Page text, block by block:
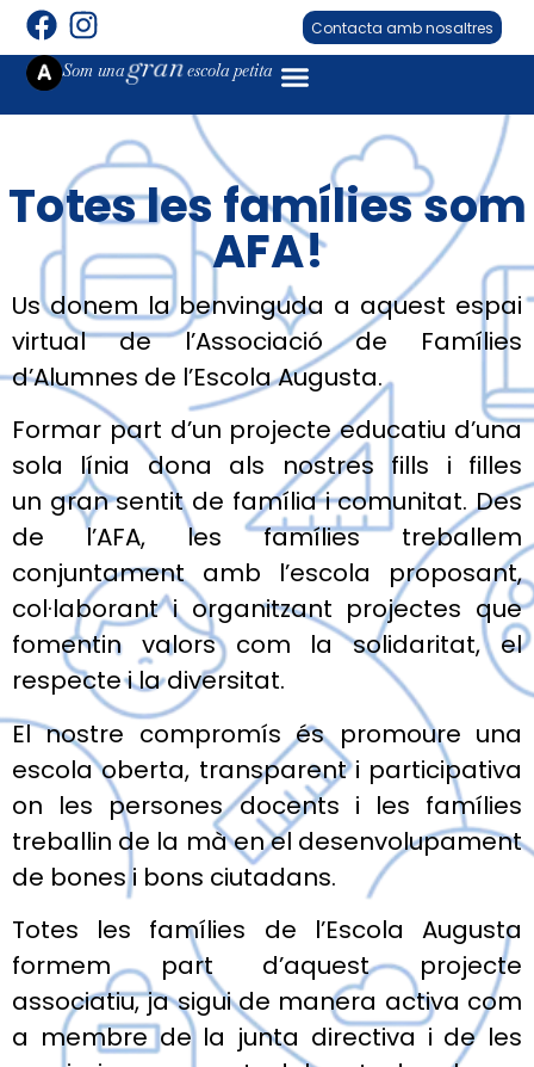
Contacta amb nosaltres
Som unagranescola petita
Totes les famílies som
AFA!
Us donem la benvinguda a aquest espai
virtual de l’Associació de Famílies
d’Alumnes de l’Escola Augusta.
Formar part d’un projecte educatiu d’una
sola línia dona als nostres fills i filles
un gran sentit de família i comunitat. Des
de l’AFA, les famílies treballem
conjuntament amb l’escola proposant,
col·laborant i organitzant projectes que
fomentin valors com la solidaritat, el
respecte i la diversitat.
El nostre compromís és promoure una
escola oberta, transparent i participativa
on les persones docents i les famílies
treballin de la mà en el desenvolupament
de bones i bons ciutadans.
Totes les famílies de l’Escola Augusta
formem part d’aquest projecte
associatiu, ja sigui de manera activa com
a membre de la junta directiva i de les